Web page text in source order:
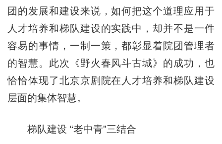
团的发展和建设来说，如何把这个道理应用于
人才培养和梯队建设的实践中，却并不是一件
容易的事情，一制一策，都彰显着院团管理者
的智慧。此次《野火春风斗古城》的成功，也
恰恰体现了北京京剧院在人才培养和梯队建设
层面的集体智慧。
梯队建设 “老中青”三结合